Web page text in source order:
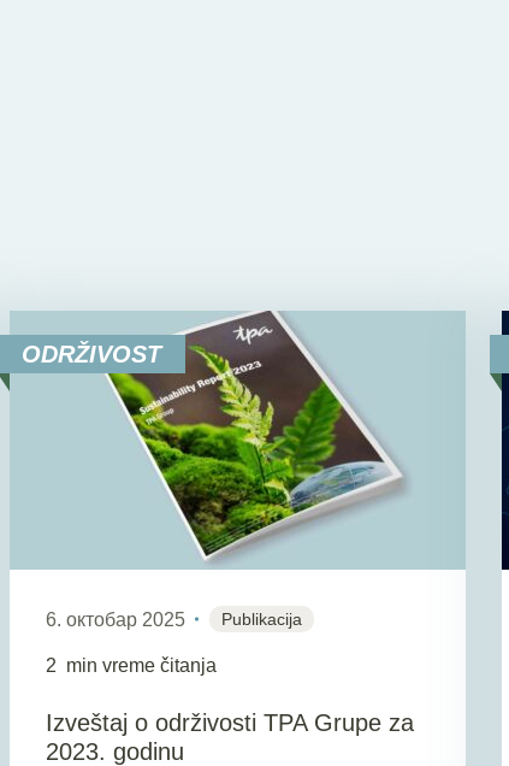
ODRŽIVOST
6. октобар 2025 Publikacija
2 min vreme čitanja
Izveštaj o održivosti TPA Grupe za
2023. godinu